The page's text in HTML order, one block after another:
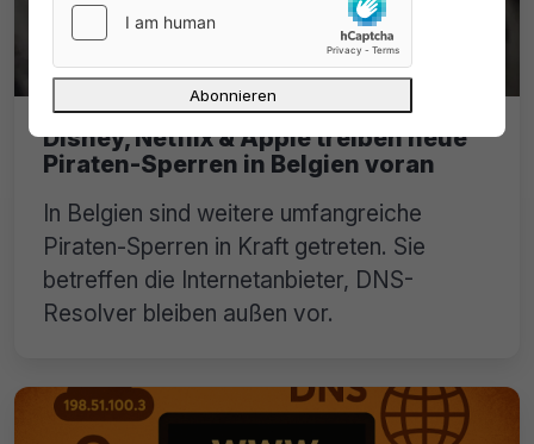
Disney, Netflix & Apple treiben neue
Piraten-Sperren in Belgien voran
In Belgien sind weitere umfangreiche
Piraten-Sperren in Kraft getreten. Sie
betreffen die Internetanbieter, DNS-
Resolver bleiben außen vor.